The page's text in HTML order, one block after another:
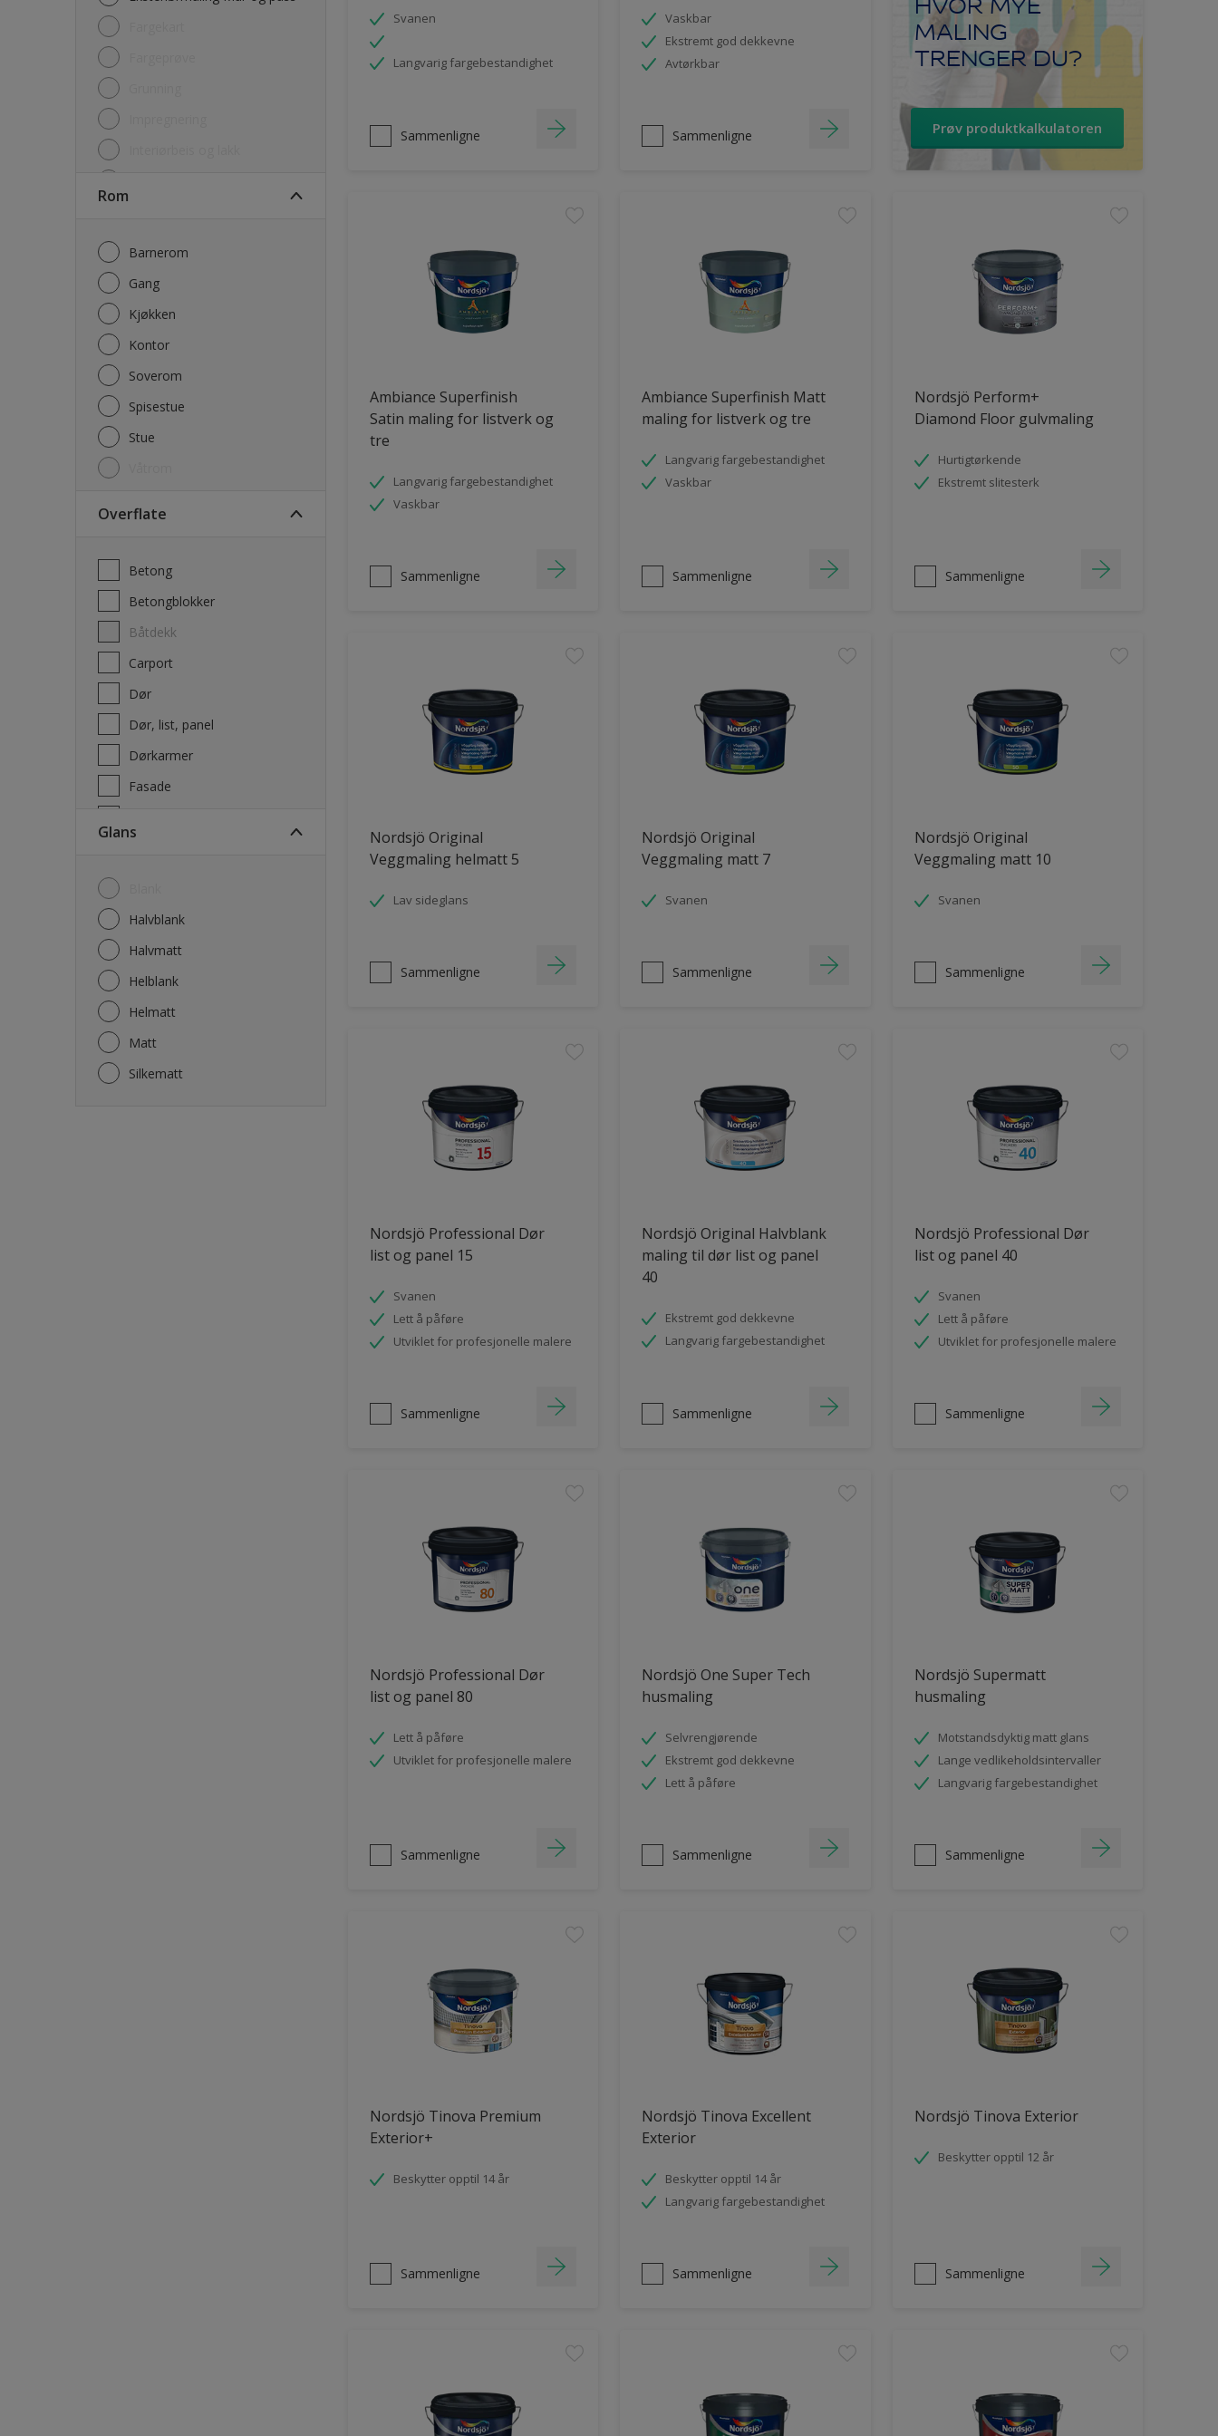
Rom
Barnerom
Gang
Kjøkken
Kontor
Soverom
Spisestue
Stue
Overflate
Betong
Betongblokker
Båtdekk
carport
Dør
Dør, list, panel
Dørkarmer
Fasade
Glans
Halvblank
Halvmatt
Helblank
Helmatt
Matt
Silkematt
Svanen
Langvarig fargebestandighet
Sammenligne
Vaskbar
Ekstremt god dekkevne
Avtørkbar
Sammenligne
MALING
TRENGER DU?
Prøv produktkalkulatoren
Ambiance Superfinish
Satin maling for listverk og
tre
Langvarig fargebestandighet
Vaskbar
Sammenligne
Ambiance Superfinish Matt
maling for listverk og tre
Langvarig fargebestandighet
Vaskbar
Sammenligne
Nordsjö Perform+
Diamond Floor gulvmaling
Hurtigtørkende
Ekstremt slitesterk
Sammenligne
Nordsjö Original
Veggmaling helmatt 5
Lav sideglans
Sammenligne
Nordsjö Original
Veggmaling matt 7
Svanen
Sammenligne
Nordsjö Original
Veggmaling matt 10
Svanen
Sammenligne
Nordsjö Professional Dør
list og panel 15
Svanen
Lett å påføre
Utviklet for profesjonelle malere
Sammenligne
Nordsjö Original Halvblank
maling til dør list og panel
40
Ekstremt god dekkevne
Langvarig fargebestandighet
Sammenligne
Nordsjö Professional Dør
list og panel 40
Svanen
Lett å påføre
Utviklet for profesjonelle malere
Sammenligne
Nordsjö Professional Dør
list og panel 80
Lett å påføre
Utviklet for profesjonelle malere
Sammenligne
Nordsjö One Super Tech
husmaling
Selvrengjørende
Ekstremt god dekkevne
Lett å påføre
Sammenligne
Nordsjö Supermatt
husmaling
Motstandsdyktig matt glans
Lange vedlikeholdsintervaller
Langvarig fargebestandighet
Sammenligne
Nordsjö Tinova Premium
Exterior+
Beskytter opptil 14 år
Sammenligne
Nordsjö Tinova Excellent
Exterior
Beskytter opptil 14 år
Langvarig fargebestandighet
Sammenligne
Nordsjö Tinova Exterior
Beskytter opptil 12 år
Sammenligne